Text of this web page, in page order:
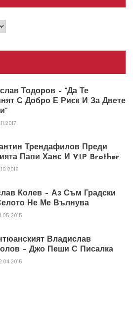
Тодоров – “Да Те
С Добро Е Риск И За Двете
Трендафилов Преди
Папи Ханс И VIP Brother
Колев – Аз Съм Градски
Не Ме Вълнува
Владислав
– Джо Пеши С Писалка